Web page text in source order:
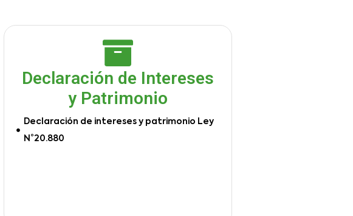
Declaración de Intereses
y Patrimonio
Declaración de intereses y patrimonio Ley
N°20.880